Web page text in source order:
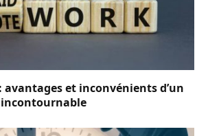
et inconvénients d’un